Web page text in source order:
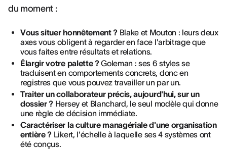
du moment :
Vous situer honnêtement ? Blake et Mouton : leurs deux
axes vous obligent à regarder en face l'arbitrage que
vous faites entre résultats et relations.
Élargir votre palette ?Goleman : ses 6 styles se
traduisent en comportements concrets, donc en
registres que vous pouvez travailler un par un.
Traiter un collaborateur précis, aujourd'hui, sur un
dossier ? Hersey et Blanchard, le seul modèle qui donne
une règle de décision immédiate.
Caractériser la culture managériale d'une organisation
entière ? Likert, l'échelle à laquelle ses 4 systèmes ont
été conçus.